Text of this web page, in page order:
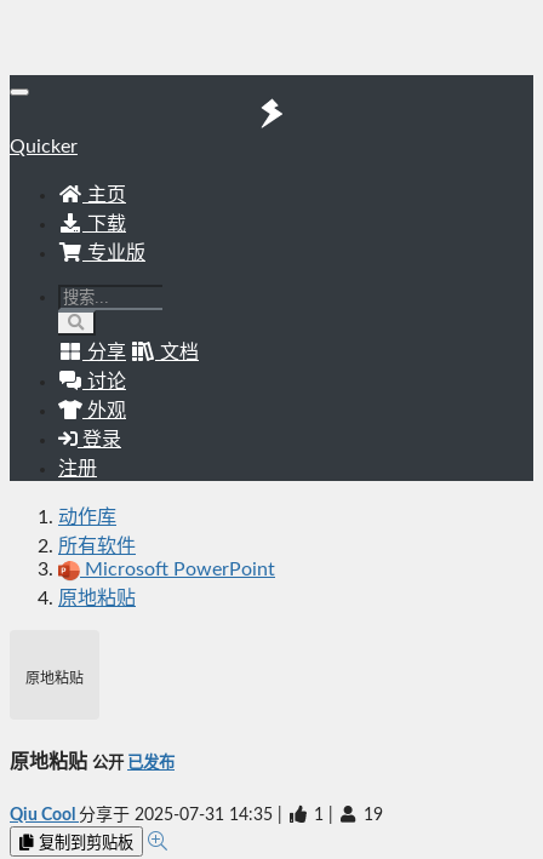
Quicker
主页
下载
专业版
分享
文档
讨论
外观
登录
注册
动作库
所有软件
Microsoft PowerPoint
原地粘贴
原地粘贴
原地粘贴 公开 已发布
Qiu Cool 分享于 2025-07-31 14:35 1 19
复制到剪贴板